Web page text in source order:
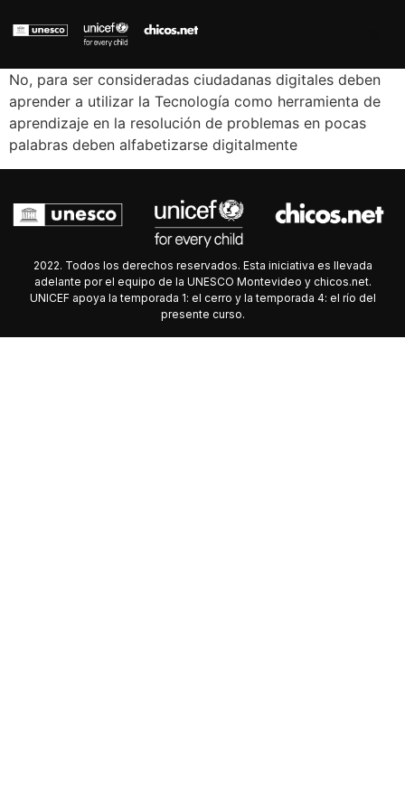
No, para ser consideradas ciudadanas digitales deben
aprender a utilizar la Tecnología como herramienta de
aprendizaje en la resolución de problemas en pocas
palabras deben alfabetizarse digitalmente
2022. Todos los derechos reservados. Esta iniciativa es llevada
adelante por el equipo de la UNESCO Montevideo y chicos.net.
UNICEF apoya la temporada 1: el cerro y la temporada 4: el río del
presente curso.